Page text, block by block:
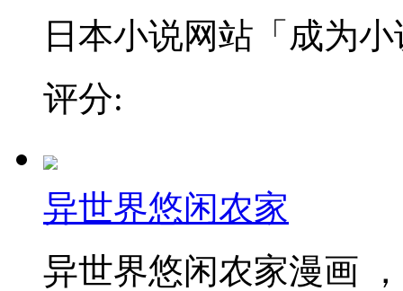
日本小说网站「成为
评分:
异世界悠闲农家
异世界悠闲农家漫画